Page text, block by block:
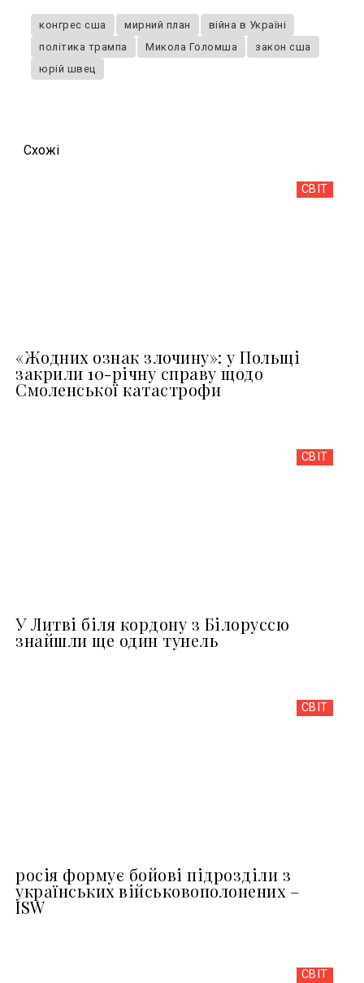
конгрес сша мирний план
війна в Україні
політика трампа
Микола Голомша
закон сша
юрій швец
Схожi
СВІТ
«Жодних ознак злочину»: у Польщі
закрили 10-річну справу щодо
Смоленської катастрофи
СВІТ
У Литві біля кордону з Білоруссю
знайшли ще один тунель
СВІТ
росія формує бойові підрозділи з
українських військовополонених –
ISW
СВІТ